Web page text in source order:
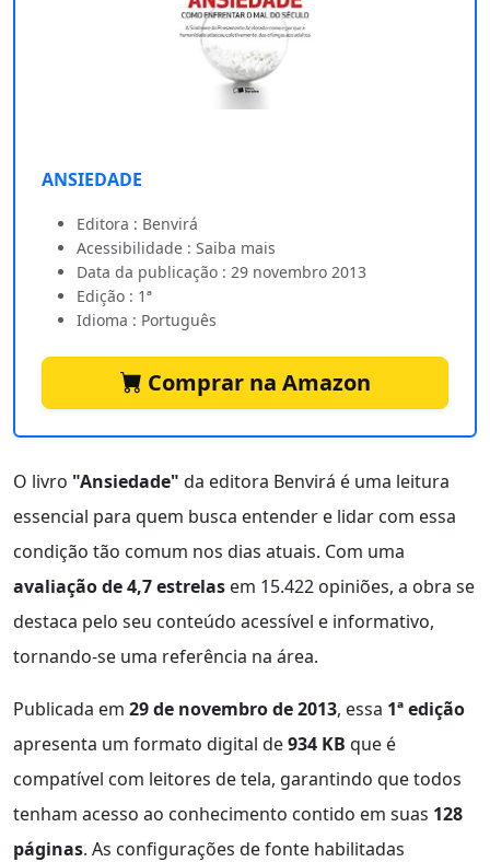
ANSIEDADE
Editora : Benvirá
Acessibilidade : Saiba mais
Data da publicação : 29 novembro 2013
Edição : 1ª
Idioma : Português
Comprar na Amazon
O livro "Ansiedade" da editora Benvirá é uma leitura
essencial para quem busca entender e lidar com essa
condição tão comum nos dias atuais. Com uma
avaliação de 4,7 estrelas em 15.422 opiniões, a obra se
destaca pelo seu conteúdo acessível e informativo,
tornando-se uma referência na área.
Publicada em 29 de novembro de 2013, essa 1ª edição
apresenta um formato digital de934 KB que é
compatível com leitores de tela, garantindo que todos
tenham acesso ao conhecimento contido em suas 128
páginas. As configurações de fonte habilitadas